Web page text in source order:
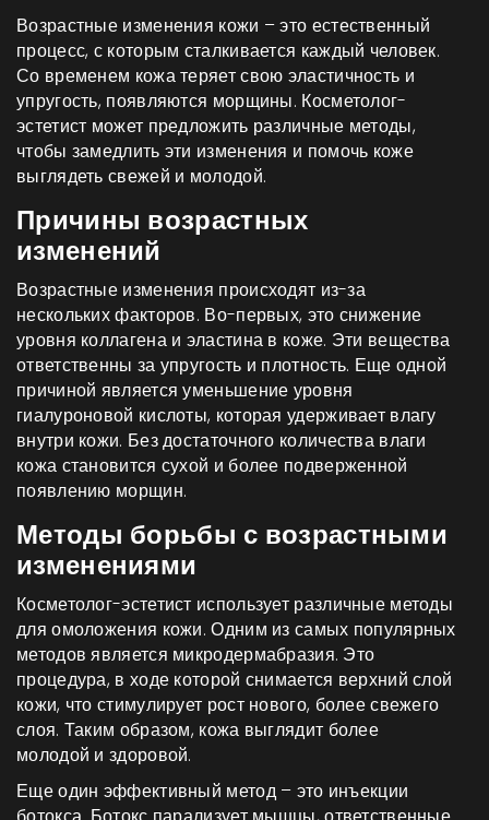
Возрастные изменения кожи – это естественный
процесс, с которым сталкивается каждый человек.
Со временем кожа теряет свою эластичность и
упругость, появляются морщины. Косметолог-
эстетист может предложить различные методы,
чтобы замедлить эти изменения и помочь коже
выглядеть свежей и молодой.
Причины возрастных
изменений
Возрастные изменения происходят из-за
нескольких факторов. Во-первых, это снижение
уровня коллагена и эластина в коже. Эти вещества
ответственны за упругость и плотность. Еще одной
причиной является уменьшение уровня
гиалуроновой кислоты, которая удерживает влагу
внутри кожи. Без достаточного количества влаги
кожа становится сухой и более подверженной
появлению морщин.
Методы борьбы с возрастными
изменениями
Косметолог-эстетист использует различные методы
для омоложения кожи. Одним из самых популярных
методов является микродермабразия. Это
процедура, в ходе которой снимается верхний слой
кожи, что стимулирует рост нового, более свежего
слоя. Таким образом, кожа выглядит более
молодой и здоровой.
Еще один эффективный метод – это инъекции